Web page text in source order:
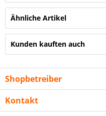
Ähnliche Artikel
Kunden kauften auch
Shopbetreiber
Kontakt